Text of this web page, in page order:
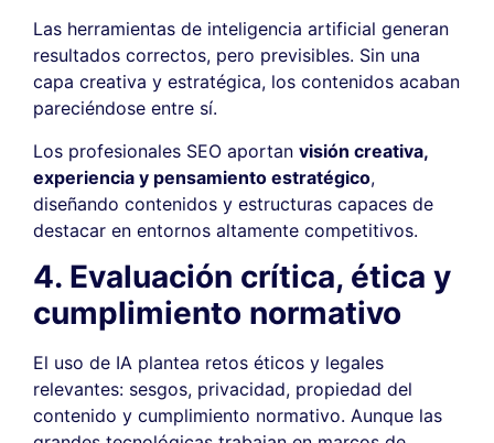
Las herramientas de inteligencia artificial generan
resultados correctos, pero previsibles. Sin una
capa creativa y estratégica, los contenidos acaban
pareciéndose entre sí.
Los profesionales SEO aportan visión creativa,
experiencia y pensamiento estratégico,
diseñando contenidos y estructuras capaces de
destacar en entornos altamente competitivos.
4. Evaluación crítica, ética y
cumplimiento normativo
El uso de IA plantea retos éticos y legales
relevantes: sesgos, privacidad, propiedad del
contenido y cumplimiento normativo. Aunque las